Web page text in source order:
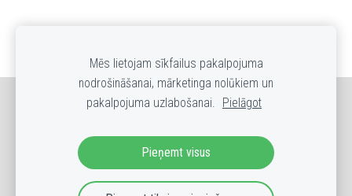
Sīkdatnes
Mēs lietojam sīkfailus pakalpojuma
nodrošināšanai, mārketinga nolūkiem un
pakalpojuma uzlabošanai. Pielāgot
Pieņemt visus